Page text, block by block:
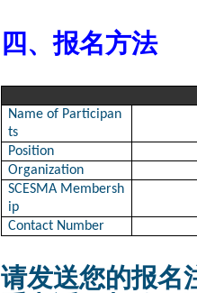
四、报名方法
Name of Participan
ts
Position
Organization
SCESMA Membersh
ip
Contact Number
请发送您的报名